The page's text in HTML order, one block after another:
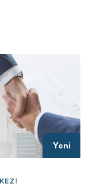
Yeni